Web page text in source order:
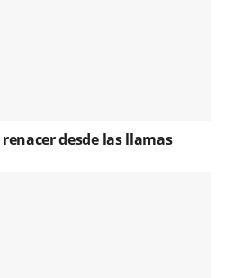
desde las llamas